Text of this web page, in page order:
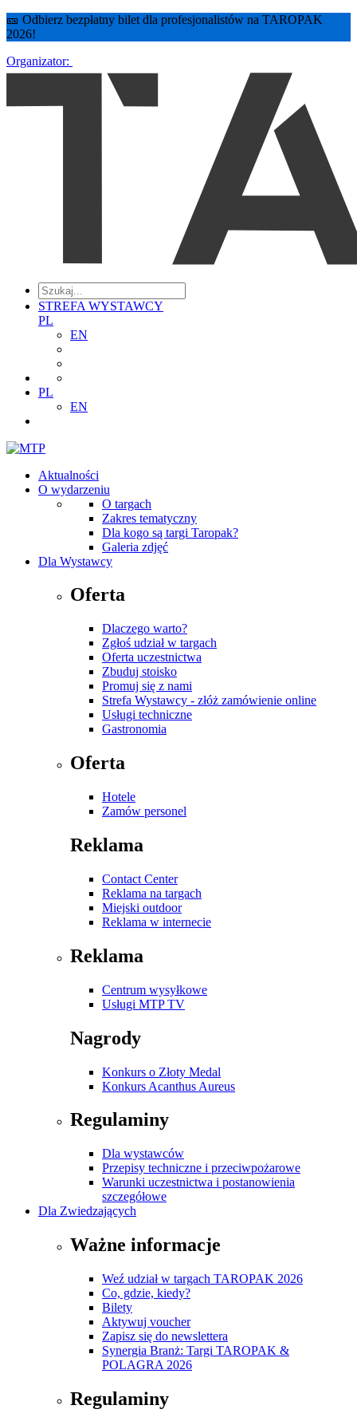
🎫 Odbierz bezpłatny bilet dla profesjonalistów na TAROPAK
2026!
Organizator:
STREFA WYSTAWCY
PL
EN
PL
EN
Aktualności
O wydarzeniu
O targach
Zakres tematyczny
Dla kogo są targi Taropak?
Galeria zdjęć
Dla Wystawcy
Oferta
Dlaczego warto?
Zgłoś udział w targach
Oferta uczestnictwa
Zbuduj stoisko
Promuj się z nami
Strefa Wystawcy - złóż zamówienie online
Usługi techniczne
Gastronomia
Oferta
Hotele
Zamów personel
Reklama
Contact Center
Reklama na targach
Miejski outdoor
Reklama w internecie
Reklama
Centrum wysyłkowe
Usługi MTP TV
Nagrody
Konkurs o Złoty Medal
Konkurs Acanthus Aureus
Regulaminy
Dla wystawców
Przepisy techniczne i przeciwpożarowe
Warunki uczestnictwa i postanowienia
szczegółowe
Dla Zwiedzających
Ważne informacje
Weź udział w targach TAROPAK 2026
Co, gdzie, kiedy?
Bilety
Aktywuj voucher
Zapisz się do newslettera
Synergia Branż: Targi TAROPAK &
POLAGRA 2026
Regulaminy